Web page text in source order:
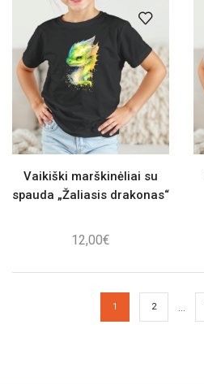
Vaikiški marškinėliai su
spauda „Žaliasis drakonas“
12,00€
1 2 …